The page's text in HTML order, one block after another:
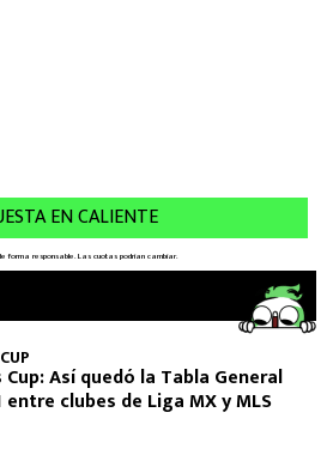
Cup: Así quedó la Tabla General
entre clubes de Liga MX y MLS